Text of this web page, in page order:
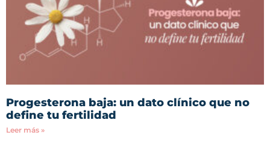
Progesterona baja: un dato clínico que no
define tu fertilidad
Leer más »